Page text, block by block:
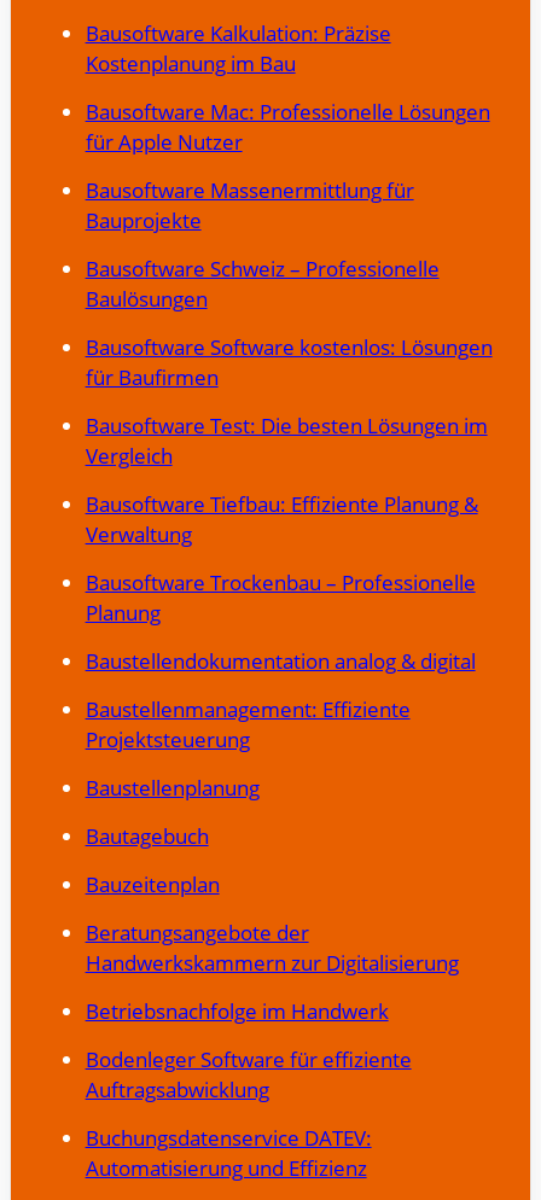
Bausoftware Kalkulation: Präzise
Kostenplanung im Bau
Bausoftware Mac: Professionelle Lösungen
für Apple Nutzer
Bausoftware Massenermittlung für
Bauprojekte
Bausoftware Schweiz – Professionelle
Baulösungen
Bausoftware Software kostenlos: Lösungen
für Baufirmen
Bausoftware Test: Die besten Lösungen im
Vergleich
Bausoftware Tiefbau: Effiziente Planung &
Verwaltung
Bausoftware Trockenbau – Professionelle
Planung
Baustellendokumentation analog & digital
Baustellenmanagement: Effiziente
Projektsteuerung
Baustellenplanung
Bautagebuch
Bauzeitenplan
Beratungsangebote der
Handwerkskammern zur Digitalisierung
Betriebsnachfolge im Handwerk
Bodenleger Software für effiziente
Auftragsabwicklung
Buchungsdatenservice DATEV:
Automatisierung und Effizienz